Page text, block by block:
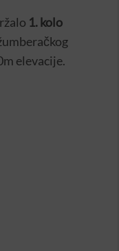
1. kolo
elevacije.